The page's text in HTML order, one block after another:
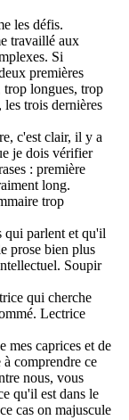
les défis.
travaillé aux
Si
premières
trop longues, trop
trois dernières
c'est clair, il y a
je dois vérifier
: première
long.
trop
qui parlent et qu'il
prose bien plus
Soupir
qui cherche
Lectrice
mes caprices et de
comprendre ce
nous, vous
qu'il est dans le
cas on majuscule